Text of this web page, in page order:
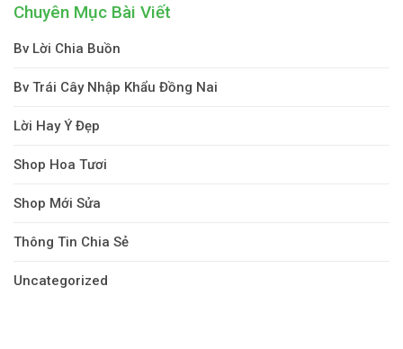
Chuyên Mục Bài Viết
Bv Lời Chia Buồn
Bv Trái Cây Nhập Khẩu Đồng Nai
Lời Hay Ý Đẹp
Shop Hoa Tươi
Shop Mới Sửa
Thông Tin Chia Sẻ
Uncategorized